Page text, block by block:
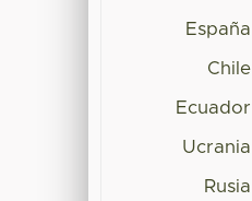
España
Chile
Ecuador
Ucrania
Rusia